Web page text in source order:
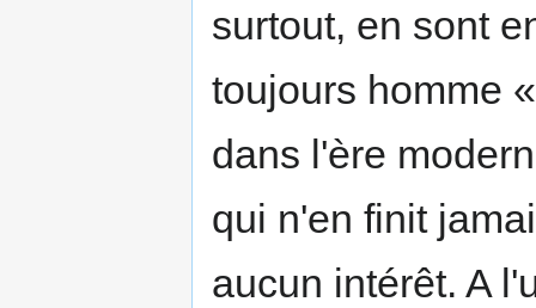
surtout, en sont
toujours homme
dans l'ère
qui n'en finit
aucun intérêt. A